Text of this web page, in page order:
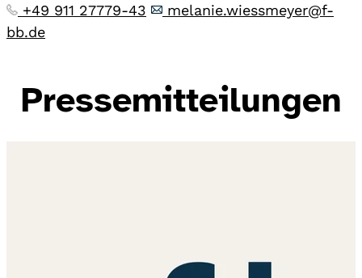
+49 911 27779-43
melanie.wiessmeyer@f-
bb.de
Pressemitteilungen